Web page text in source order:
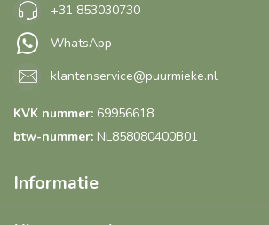
+31 853030730
WhatsApp
klantenservice@puurmieke.nl
KVK nummer: 69956618
btw-nummer: NL858080400B01
Informatie